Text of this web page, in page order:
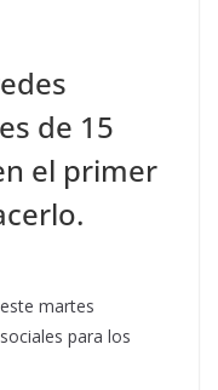
de 15
el primer
martes
para los